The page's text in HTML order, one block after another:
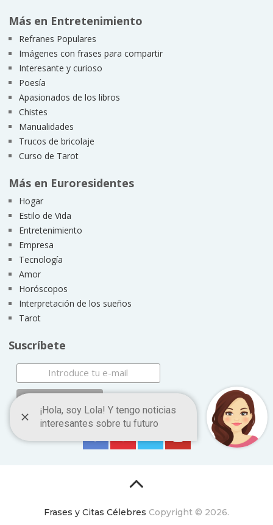
Más en Entretenimiento
Refranes Populares
Imágenes con frases para compartir
Interesante y curioso
Poesía
Apasionados de los libros
Chistes
Manualidades
Trucos de bricolaje
Curso de Tarot
Más en Euroresidentes
Hogar
Estilo de Vida
Entretenimiento
Empresa
Tecnología
Amor
Horóscopos
Interpretación de los sueños
Tarot
Suscríbete
Frases y Citas Célebres Copyright © 2026.